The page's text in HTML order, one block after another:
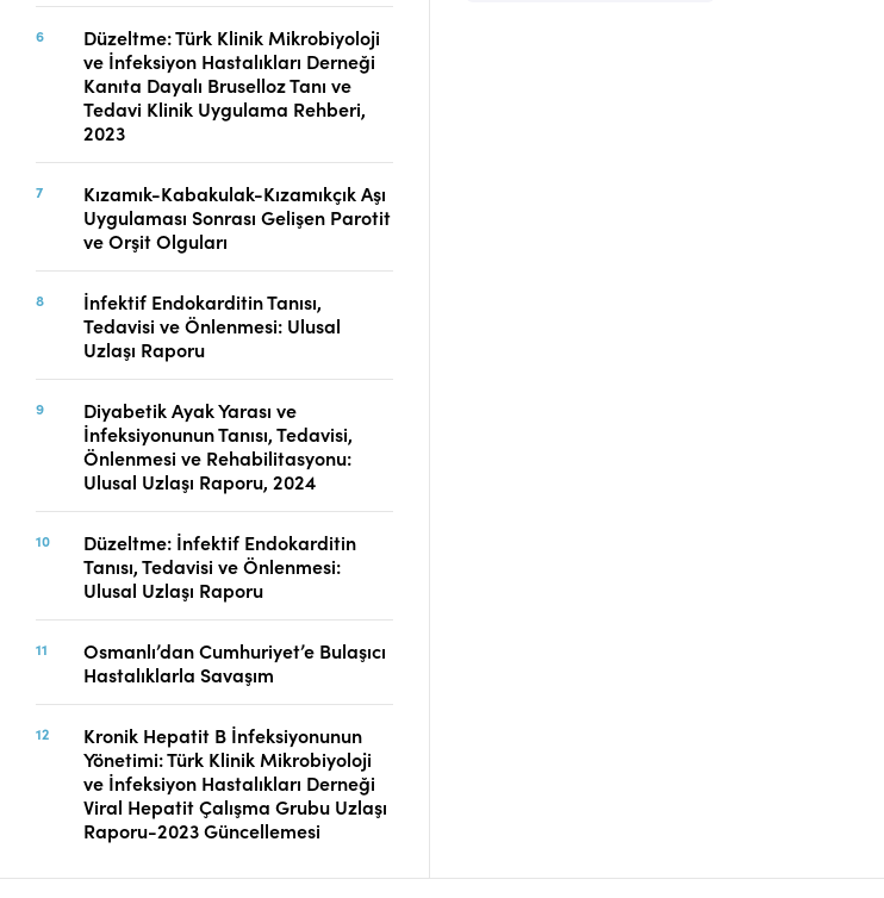
Düzeltme: Türk Klinik Mikrobiyoloji
ve İnfeksiyon Hastalıkları Derneği
Kanıta Dayalı Bruselloz Tanı ve
Tedavi Klinik Uygulama Rehberi,
2023
Kızamık-Kabakulak-Kızamıkçık Aşı
Uygulaması Sonrası Gelişen Parotit
ve Orşit Olguları
İnfektif Endokarditin Tanısı,
Tedavisi ve Önlenmesi: Ulusal
Uzlaşı Raporu
Diyabetik Ayak Yarası ve
İnfeksiyonunun Tanısı, Tedavisi,
Önlenmesi ve Rehabilitasyonu:
Ulusal Uzlaşı Raporu, 2024
Düzeltme: İnfektif Endokarditin
Tanısı, Tedavisi ve Önlenmesi:
Ulusal Uzlaşı Raporu
Osmanlı’dan Cumhuriyet’e Bulaşıcı
Hastalıklarla Savaşım
Kronik Hepatit B İnfeksiyonunun
Yönetimi: Türk Klinik Mikrobiyoloji
ve İnfeksiyon Hastalıkları Derneği
Viral Hepatit Çalışma Grubu Uzlaşı
Raporu-2023 Güncellemesi